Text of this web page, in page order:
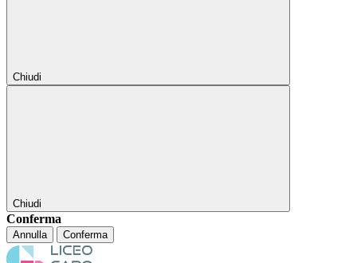
Chiudi
Chiudi
Conferma
Annulla Conferma